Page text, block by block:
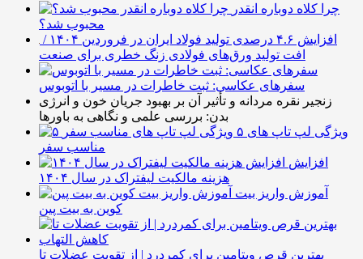
چرا کلاه دوباره انقدر
محبوب شد؟
افزایش ۴.۶ درصدی تولید فولاد ایران در فروردین ۱۴۰۴ /
افت تولید ورق‌های فولادی زنگ خطری برای صنعت
سفرهای عکاسی: ثبت خاطرات در مسیر با اتوبوس
زنجیر نقره مردانه و تأثیر آن بر بهبود جریان خون و انرژی
بدن: بررسی علمی و نگاهی به باورها
۵ ویژگی لپ تاپ های
مناسب سفر
افزایش
هزینه مالکیت لیفتراک در سال ۱۴۰۴
آموزش واریز بیت
کوین به بیت پین
بهترین قرص ویتامین برای کمردرد | از تقویت عضلات تا